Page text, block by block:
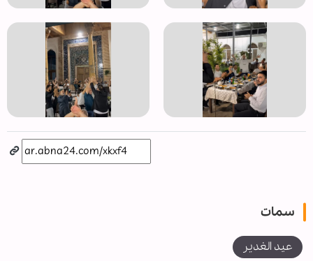
سمات
عيد الغدير